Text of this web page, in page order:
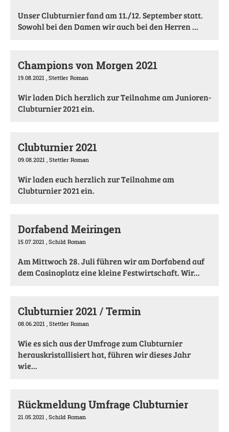
Unser Clubturnier fand am 11./12. September statt.
Sowohl bei den Damen wir auch bei den Herren ...
Champions von Morgen 2021
19.08.2021 , Stettler Roman
Wir laden Dich herzlich zur Teilnahme am Junioren-
Clubturnier 2021 ein.
Clubturnier 2021
09.08.2021 , Stettler Roman
Wir laden euch herzlich zur Teilnahme am
Clubturnier 2021 ein.
Dorfabend Meiringen
15.07.2021 , Schild Roman
Am Mittwoch 28. Juli führen wir am Dorfabend auf
dem Casinoplatz eine kleine Festwirtschaft. Wir...
Clubturnier 2021 / Termin
08.06.2021 , Stettler Roman
Wie es sich aus der Umfrage zum Clubturnier
herauskristallisiert hat, führen wir dieses Jahr
wie...
Rückmeldung Umfrage Clubturnier
21.05.2021 , Schild Roman